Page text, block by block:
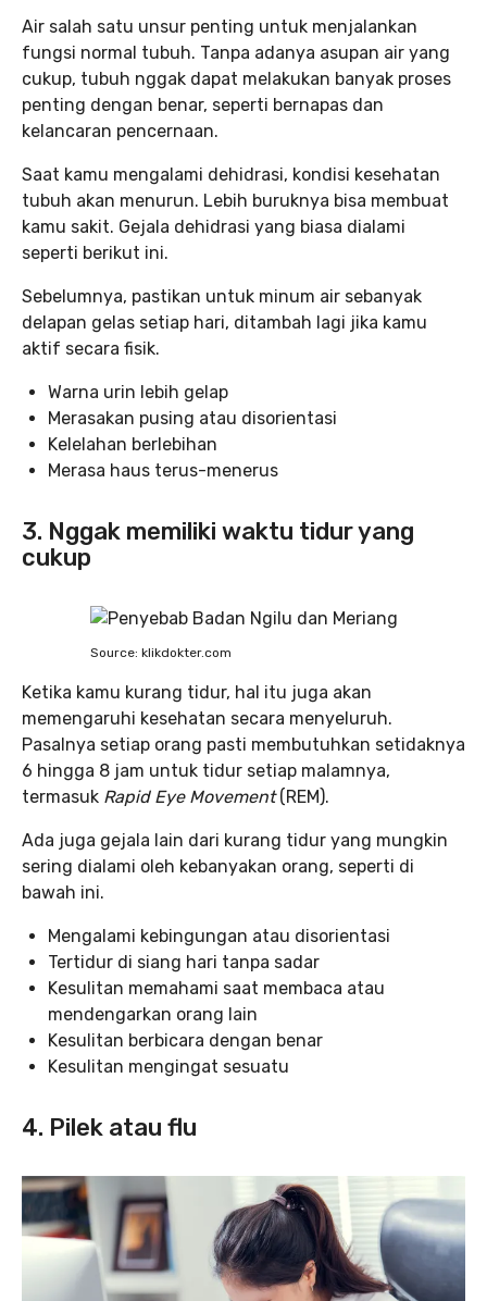
Air salah satu unsur penting untuk menjalankan
fungsi normal tubuh. Tanpa adanya asupan air yang
cukup, tubuh nggak dapat melakukan banyak proses
penting dengan benar, seperti bernapas dan
kelancaran pencernaan.
Saat kamu mengalami dehidrasi, kondisi kesehatan
tubuh akan menurun. Lebih buruknya bisa membuat
kamu sakit. Gejala dehidrasi yang biasa dialami
seperti berikut ini.
Sebelumnya, pastikan untuk minum air sebanyak
delapan gelas setiap hari, ditambah lagi jika kamu
aktif secara fisik.
Warna urin lebih gelap
Merasakan pusing atau disorientasi
Kelelahan berlebihan
Merasa haus terus-menerus
3. Nggak memiliki waktu tidur yang
cukup
Source: klikdokter.com
Ketika kamu kurang tidur, hal itu juga akan
memengaruhi kesehatan secara menyeluruh.
Pasalnya setiap orang pasti membutuhkan setidaknya
6 hingga 8 jam untuk tidur setiap malamnya,
termasuk Rapid Eye Movement(REM).
Ada juga gejala lain dari kurang tidur yang mungkin
sering dialami oleh kebanyakan orang, seperti di
bawah ini.
Mengalami kebingungan atau disorientasi
Tertidur di siang hari tanpa sadar
Kesulitan memahami saat membaca atau
mendengarkan orang lain
Kesulitan berbicara dengan benar
Kesulitan mengingat sesuatu
4. Pilek atau flu